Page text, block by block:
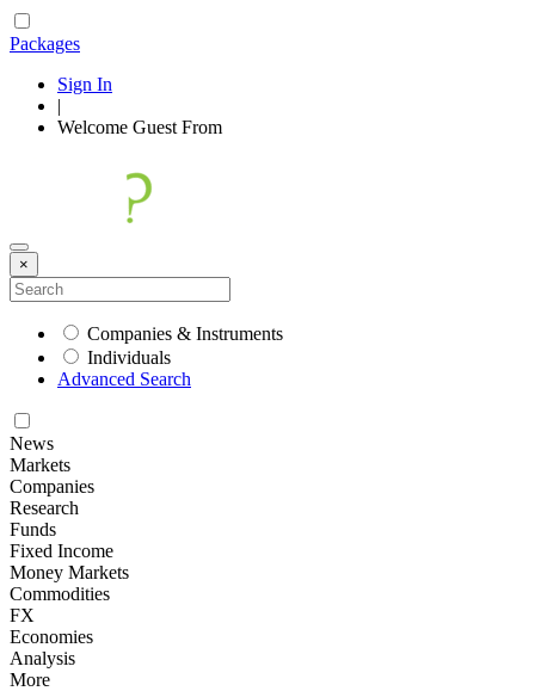
Packages
Sign In
|
Welcome Guest From
×
Companies & Instruments
Individuals
Advanced Search
News
Markets
Companies
Research
Funds
Fixed Income
Money Markets
Commodities
FX
Economies
Analysis
More